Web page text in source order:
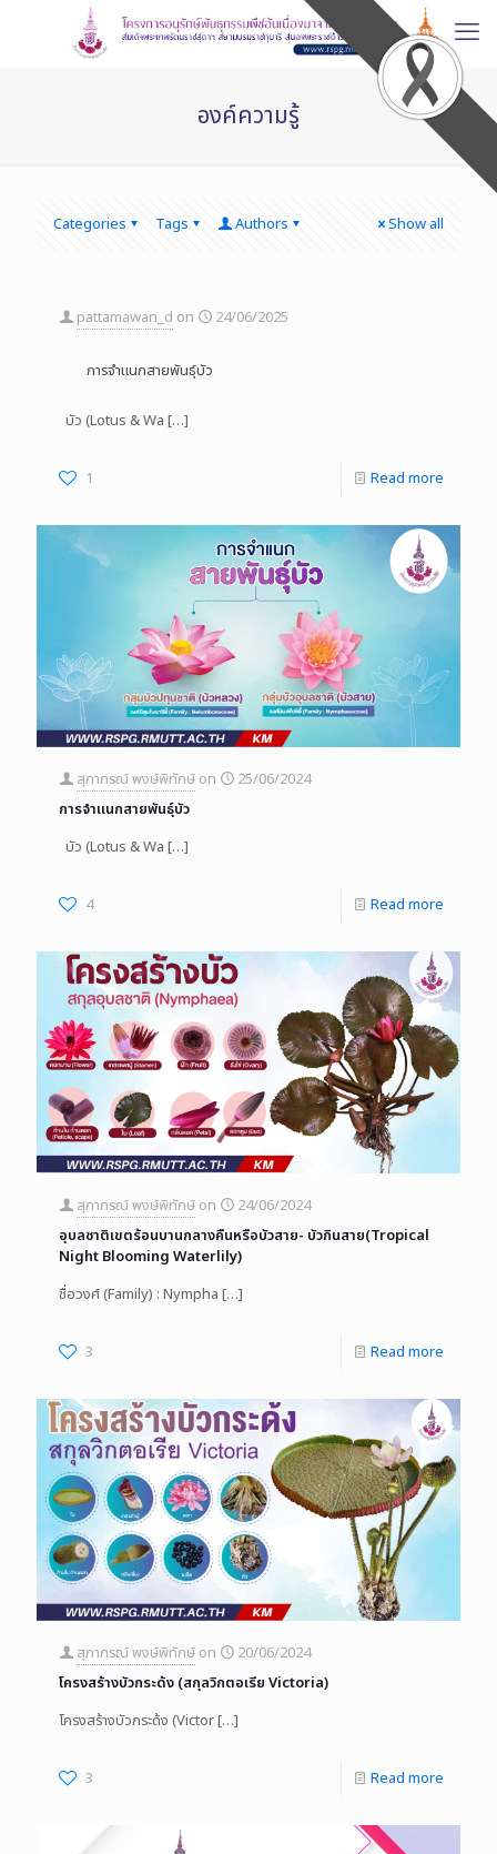
องค์ความรู้
Categories Tags Authors Show all
pattamawan_d on 24/06/2025
การจำแนกสายพันธุ์บัว
บัว (Lotus & Wa […]
1 Read more
สุภาภรณ์ พงษ์พิทักษ์ on
25/06/2024
การจำแนกสายพันธุ์บัว
บัว (Lotus & Wa […]
4 Read more
สุภาภรณ์ พงษ์พิทักษ์ on
24/06/2024
อุบลชาติเขตร้อนบานกลางคืนหรือบัวสาย- บัวกินสาย(Tropical
Night Blooming Waterlily)
ชื่อวงศ์ (Family) : Nympha […]
3 Read more
สุภาภรณ์ พงษ์พิทักษ์ on
20/06/2024
โครงสร้างบัวกระด้ง (สกุลวิกตอเรีย Victoria)
โครงสร้างบัวกระด้ง (Victor[…]
3 Read more